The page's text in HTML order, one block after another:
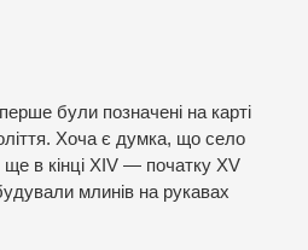
були позначені на карті
Хоча є думка, що село
в кінці XIV — початку XV
млинів на рукавах